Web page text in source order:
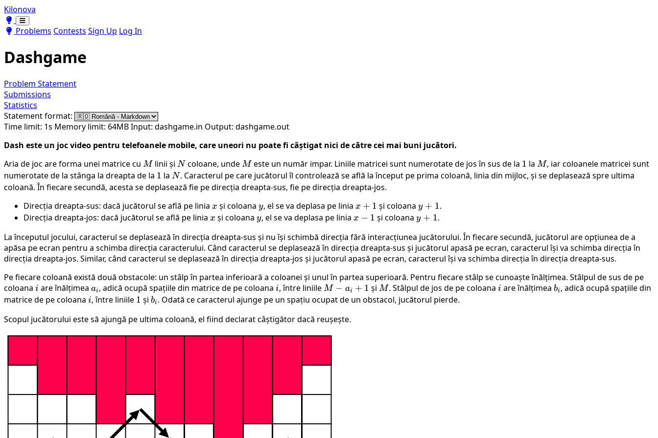
Kilonova
Toggle theme
Toggle theme
Problems Contests Sign Up Log In
Dashgame
Problem Statement
Submissions
Statistics
Statement format:
Time limit: 1s Memory limit: 64MBInput: dashgame.in Output: dashgame.out
Dash este un joc video pentru telefoanele mobile, care uneori nu poate fi câștigat nici de către cei mai buni jucători.
Aria de joc are forma unei matrice cu M
M linii șiN
N coloane, undeM
M este un număr impar. Liniile matricei sunt numerotate de jos în sus de la 1
1 laM
M, iar coloanele matricei sunt
numerotate de la stânga la dreapta de la 1
1 la N
N. Caracterul pe care jucătorul îl controlează se află la început pe prima coloană, linia din mijloc, și se deplasează spre ultima
coloană. În fiecare secundă, acesta se deplasează fie pe direcția dreapta-sus, fie pe direcția dreapta-jos.
Direcția dreapta-sus: dacă jucătorul se află pe linia x
x și coloana y
y, el se va deplasa pe linia x+1
x + 1 și coloanay+1
y + 1.
Direcția dreapta-jos: dacă jucătorul se află pe linia x
x și coloana y
y, el se va deplasa pe linia x-
x − 1 și coloanay+1
y + 1.
La începutul jocului, caracterul se deplasează în direcția dreapta-sus și nu își schimbă direcția fără interacțiunea jucătorului. În fiecare secundă, jucătorul are opțiunea de a
apăsa pe ecran pentru a schimba direcția caracterului. Când caracterul se deplasează în direcția dreapta-sus și jucătorul apasă pe ecran, caracterul își va schimba direcția în
direcția dreapta-jos. Similar, când caracterul se deplasează în direcția dreapta-jos și jucătorul apasă pe ecran, caracterul își va schimba direcția în direcția dreapta-sus.
Pe fiecare coloană există două obstacole: un stâlp în partea inferioară a coloanei și unul în partea superioară. Pentru fiecare stâlp se cunoaște înălțimea. Stâlpul de sus de pe
coloana i
i are înălțimea a_i
ai , adică ocupă spațiile din matrice de pe coloana i
i, între liniileM
-
+
1
M − ai + 1 șiM
M. Stâlpul de jos de pe coloanai
i are înălțimeab_i
bi , adică ocupă spațiile din
matrice de pe coloana i
i, între liniile 1
1 și b_i
bi . Odată ce caracterul ajunge pe un spațiu ocupat de un obstacol, jucătorul pierde.
Scopul jucătorului este să ajungă pe ultima coloană, el fiind declarat câștigător dacă reușește.